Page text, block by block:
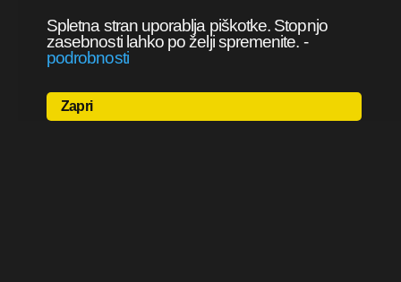
Spletna stran uporablja piškotke. Stopnjo
zasebnosti lahko po želji spremenite. -
podrobnosti
Zapri